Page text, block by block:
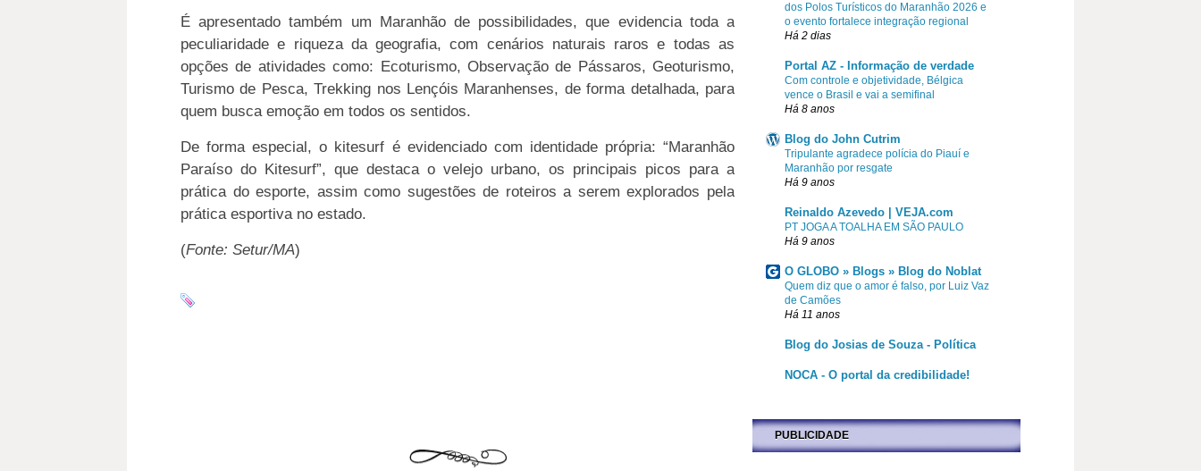
É apresentado também um Maranhão de possibilidades, que evidencia toda a
peculiaridade e riqueza da geografia, com cenários naturais raros e todas as
opções de atividades como: Ecoturismo, Observação de Pássaros, Geoturismo,
Turismo de Pesca, Trekking nos Lençóis Maranhenses, de forma detalhada, para
quem busca emoção em todos os sentidos.
De forma especial, o kitesurf é evidenciado com identidade própria: “Maranhão
Paraíso do Kitesurf”, que destaca o velejo urbano, os principais picos para a
prática do esporte, assim como sugestões de roteiros a serem explorados pela
prática esportiva no estado.
(Fonte: Setur/MA)
dos Polos Turísticos do Maranhão 2026 e
o evento fortalece integração regional
Há 2 dias
Portal AZ - Informação de verdade
Com controle e objetividade, Bélgica
vence o Brasil e vai a semifinal
Há 8 anos
Blog do John Cutrim
Tripulante agradece polícia do Piauí e
Maranhão por resgate
Há 9 anos
Reinaldo Azevedo | VEJA.com
PT JOGA A TOALHA EM SÃO PAULO
Há 9 anos
O GLOBO » Blogs » Blog do Noblat
Quem diz que o amor é falso, por Luiz Vaz
de Camões
Há 11 anos
Blog do Josias de Souza - Política
NOCA - O portal da credibilidade!
PUBLICIDADE